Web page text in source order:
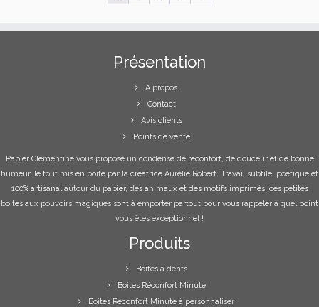
Présentation
A propos
Contact
Avis clients
Points de vente
Papier Clémentine vous propose un condensé de réconfort, de douceur et de bonne
humeur, le tout mis en boite par la créatrice Aurélie Robert. Travail subtile, poétique et
100% artisanal autour du papier, des animaux et des motifs imprimés, ces petites
boites aux pouvoirs magiques sont à emporter partout pour vous rappeler à quel point
vous êtes exceptionnel !
Produits
Boites à dents
Boites Réconfort Minute
Boites Réconfort Minute à personnaliser